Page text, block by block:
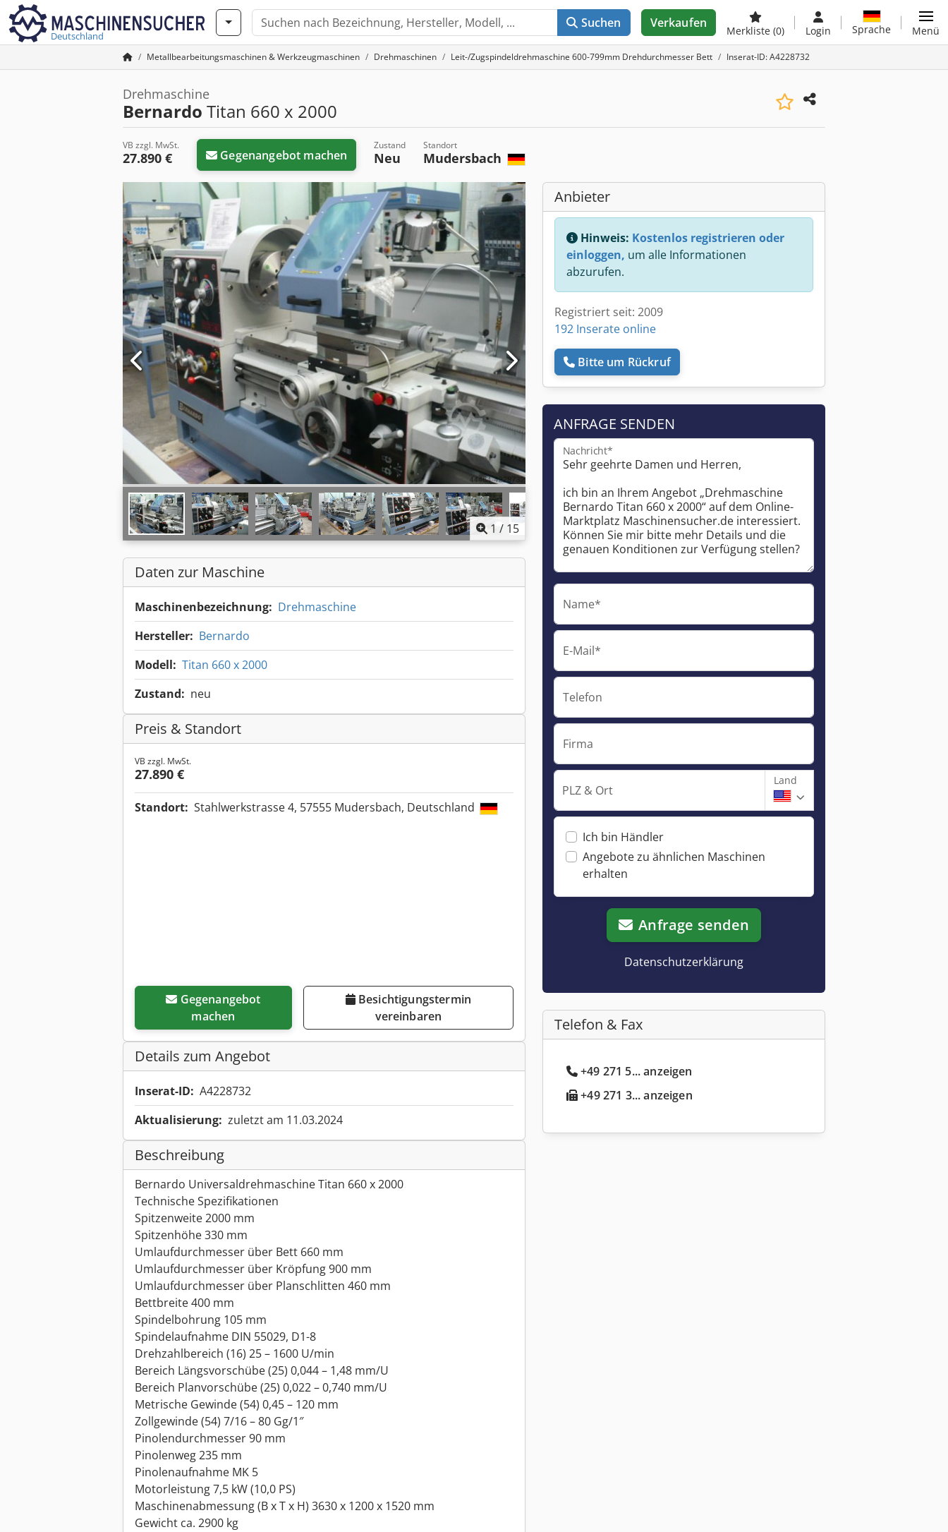
Deutschland
Suchen Verkaufen
Merkliste (0) Login Sprache Menü
Metallbearbeitungsmaschinen & Werkzeugmaschinen Drehmaschinen Leit-/Zugspindeldrehmaschine 600-799mm Drehdurchmesser Bett Inserat-ID: A4228732
Drehmaschine
Bernardo Titan 660 x 2000
VB zzgl. MwSt.
27.890 € Gegenangebot machen
Zustand
Neu
Standort
Mudersbach
1 / 15
Daten zur Maschine
Maschinenbezeichnung: Drehmaschine
Hersteller: Bernardo
Modell: Titan 660 x 2000
Zustand: neu
Preis & Standort
VB zzgl. MwSt.
27.890 €
Standort: Stahlwerkstrasse 4, 57555 Mudersbach, Deutschland
machen
Besichtigungstermin
vereinbaren
Details zum Angebot
Inserat-ID: A4228732
Aktualisierung: zuletzt am 11.03.2024
Beschreibung
Bernardo Universaldrehmaschine Titan 660 x 2000
Technische Spezifikationen
Spitzenweite 2000 mm
Spitzenhöhe 330 mm
Umlaufdurchmesser über Bett 660 mm
Umlaufdurchmesser über Kröpfung 900 mm
Umlaufdurchmesser über Planschlitten 460 mm
Bettbreite 400 mm
Spindelbohrung 105 mm
Spindelaufnahme DIN 55029, D1-8
Drehzahlbereich (16) 25 – 1600 U/min
Bereich Längsvorschübe (25) 0,044 – 1,48 mm/U
Bereich Planvorschübe (25) 0,022 – 0,740 mm/U
Metrische Gewinde (54) 0,45 – 120 mm
Zollgewinde (54) 7/16 – 80 Gg/1″
Pinolendurchmesser 90 mm
Pinolenweg 235 mm
Pinolenaufnahme MK 5
Motorleistung 7,5 kW (10,0 PS)
Maschinenabmessung (B x T x H) 3630 x 1200 x 1520 mm
Gewicht ca. 2900 kg
Anbieter
Hinweis: Kostenlos registrieren oder
einloggen, um alle Informationen
abzurufen.
Registriert seit: 2009
192 Inserate online
Bitte um Rückruf
ANFRAGE SENDEN
Nachricht*
Name*
E-Mail*
Telefon
Firma
PLZ & Ort
Land
Ich bin Händler
Angebote zu ähnlichen Maschinen
erhalten
Anfrage senden
Datenschutzerklärung
Telefon & Fax
+49 271 5... anzeigen
+49 271 3... anzeigen